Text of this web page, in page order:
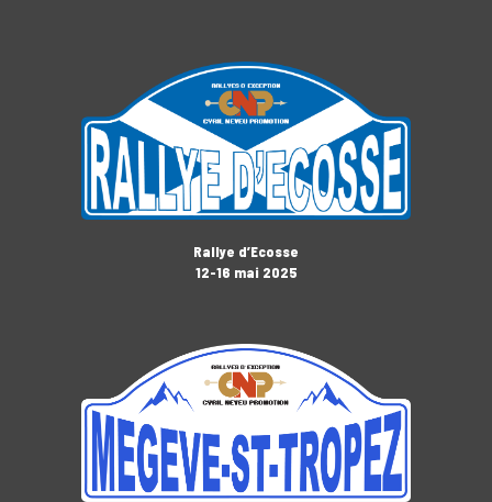
Rallye d’Ecosse
12-16 mai 2025